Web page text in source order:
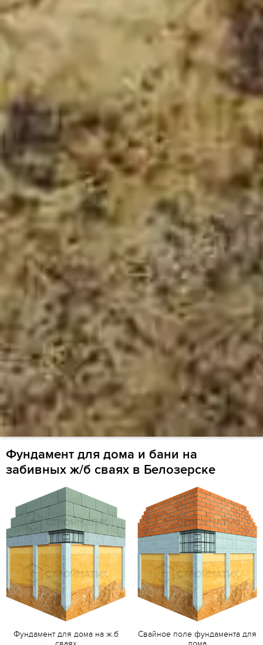
Фундамент для дома и бани на
забивных ж/б сваях в Белозерске
Фундамент для дома на ж.б
Свайное поле фундамента для